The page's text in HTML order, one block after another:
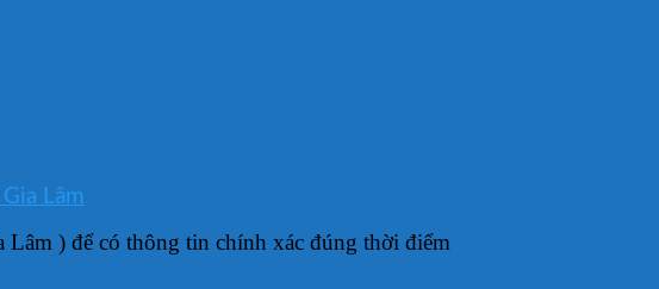
Lâm
) để có thông tin chính xác đúng thời điểm